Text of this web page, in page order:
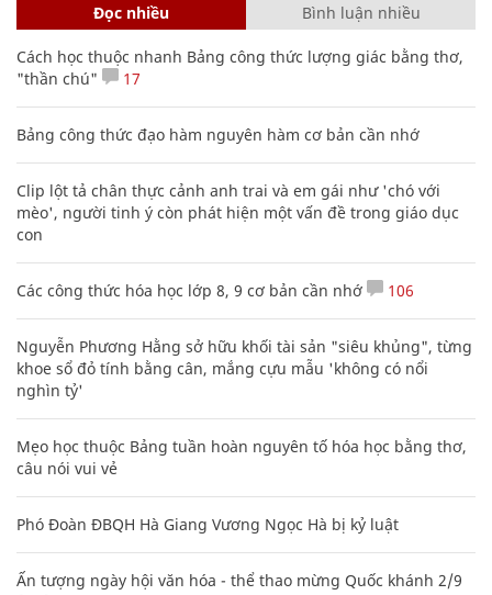
Đọc nhiều Bình luận nhiều
Cách học thuộc nhanh Bảng công thức lượng giác bằng thơ,
"thần chú"
17
Bảng công thức đạo hàm nguyên hàm cơ bản cần nhớ
Clip lột tả chân thực cảnh anh trai và em gái như 'chó với
mèo', người tinh ý còn phát hiện một vấn đề trong giáo dục
con
Các công thức hóa học lớp 8, 9 cơ bản cần nhớ 106
Nguyễn Phương Hằng sở hữu khối tài sản "siêu khủng", từng
khoe sổ đỏ tính bằng cân, mắng cựu mẫu 'không có nổi
nghìn tỷ'
Mẹo học thuộc Bảng tuần hoàn nguyên tố hóa học bằng thơ,
câu nói vui vẻ
Phó Đoàn ĐBQH Hà Giang Vương Ngọc Hà bị kỷ luật
Ấn tượng ngày hội văn hóa - thể thao mừng Quốc khánh 2/9